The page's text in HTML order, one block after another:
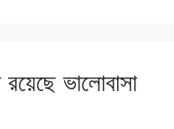
ভালোবাসা